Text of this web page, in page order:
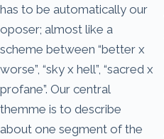
has to be automatically our
oposer; almost like a
scheme between “better x
worse”, “sky x hell”, “sacred x
profane”. Our central
themme is to describe
about one segment of the